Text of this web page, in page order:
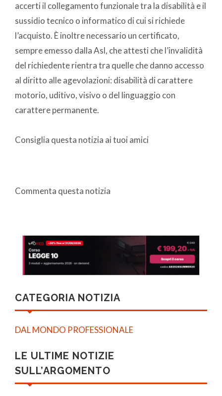
accerti il collegamento funzionale tra la disabilità e il
sussidio tecnico o informatico di cui si richiede
l’acquisto. È inoltre necessario un certificato,
sempre emesso dalla Asl, che attesti che l’invalidità
del richiedente rientra tra quelle che danno accesso
al diritto alle agevolazioni: disabilità di carattere
motorio, uditivo, visivo o del linguaggio con
carattere permanente.
Consiglia questa notizia ai tuoi amici
Commenta questa notizia
CATEGORIA NOTIZIA
DAL MONDO PROFESSIONALE
LE ULTIME NOTIZIE
SULL’ARGOMENTO